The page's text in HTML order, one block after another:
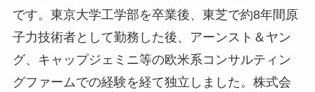
です。東京大学工学部を卒業後、東芝で約8年間原
子力技術者として勤務した後、アーンスト＆ヤン
グ、キャップジェミニ等の欧米系コンサルティン
グファームでの経験を経て独立しました。株式会